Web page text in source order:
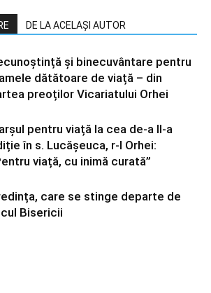
DE LA ACELAȘI AUTOR
și binecuvântare pentru
dătătoare de viață – din
preoților Vicariatului Orhei
pentru viață la cea de-a II-a
în s. Lucășeuca, r-l Orhei:
viață, cu inimă curată”
care se stinge departe de
Bisericii